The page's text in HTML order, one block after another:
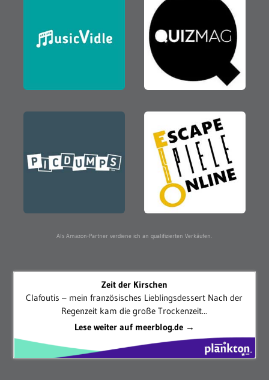
Als Amazon-Partner verdiene ich an qualifizierten Verkäufen.
Zeit der Kirschen
Clafoutis – mein französisches Lieblingsdessert Nach der
Regenzeit kam die große Trockenzeit...
Lese weiter auf meerblog.de →